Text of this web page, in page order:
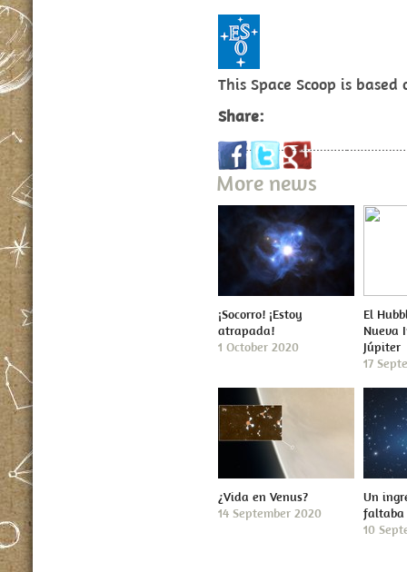
This Space Scoop is
Share:
More news
¡Socorro! ¡Estoy
atrapada!
1 October 2020
El
Nueva
Júpiter
17
¿Vida en Venus?
14 September 2020
Un
faltaba
10